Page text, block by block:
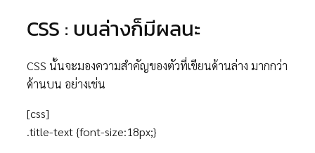
CSS : บนล่างก็มีผลนะ
CSS นั้นจะมองความสำคัญของตัวที่เขียนด้านล่าง มากกว่า
ด้านบน อย่างเช่น
[css]
.title-text {font-size:18px;}